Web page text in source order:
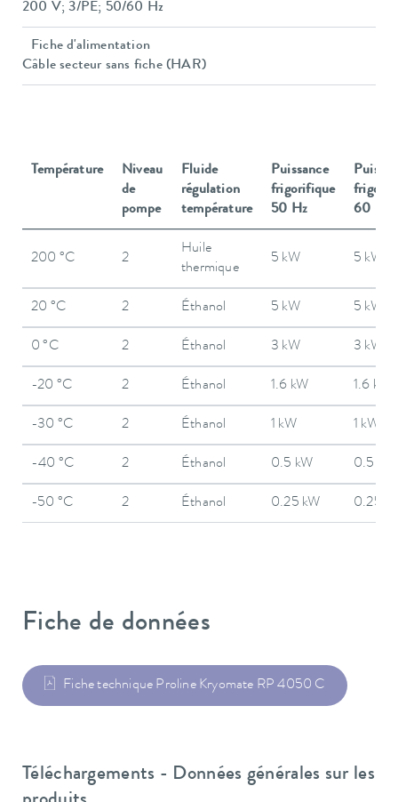
200 V; 3/PE; 50/60 Hz
Fiche d'alimentation
Câble secteur sans fiche (HAR)
Température
Niveau
de
pompe
Fluide
régulation
température
Puissance
frigorifique
50 Hz
60 Hz
200 °C 2
Huile
thermique
5 kW 5 kW
20 °C 2 Éthanol 5 kW 5 kW
0 °C 2 Éthanol 3 kW 3 kW
-20 °C 2 Éthanol 1.6 kW 1.6 kW
-30 °C 2 Éthanol 1 kW 1 kW
-40 °C 2 Éthanol 0.5 kW 0.5 kW
-50 °C 2 Éthanol 0.25 kW 0.25
Fiche de données
Fiche technique Proline Kryomate RP 4050 C
Téléchargements - Données générales sur les